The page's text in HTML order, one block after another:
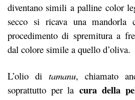
diventano simili a palline color
secco si ricava una mandorla
procedimento di spremitura a
dal colore simile a quello d’oliva.
L’olio ditamanu, chiamato
soprattutto per lacura della